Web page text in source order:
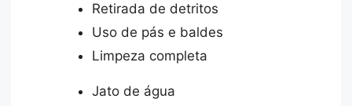
Retirada de detritos
Uso de pás e baldes
Limpeza completa
Jato de água